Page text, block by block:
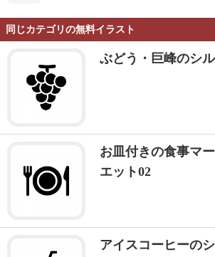
同じカテゴリの無料イラスト
ぶどう・巨峰のシ
お皿付きの食事マ
エット02
アイスコーヒーの